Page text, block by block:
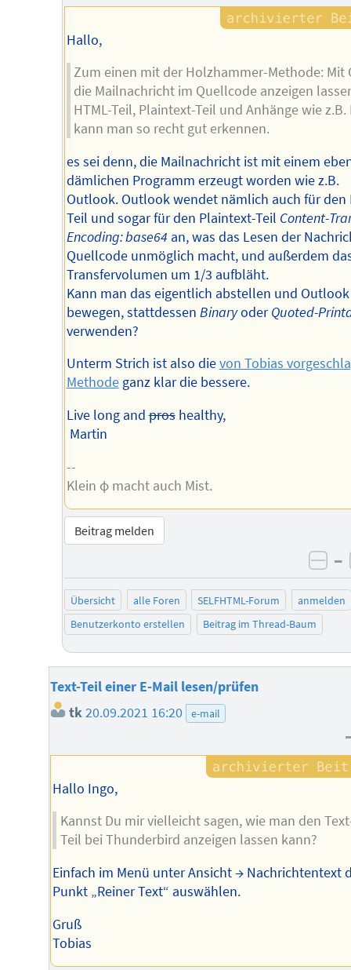
Hallo,
Zum einen mit der Holzhammer-Methode: Mit
die Mailnachricht im Quellcode anzeigen
HTML-Teil, Plaintext-Teil und Anhänge wie
kann man so recht gut erkennen.
es sei denn, die Mailnachricht ist mit einem
dämlichen Programm erzeugt worden wie z.B.
Outlook. Outlook wendet nämlich auch für den
Teil und sogar für den Plaintext-Teil Content-
Encoding: base64 an, was das Lesen der
Quellcode unmöglich macht, und außerdem
Transfervolumen um 1/3 aufbläht.
Kann man das eigentlich abstellen und
bewegen, stattdessen BinaryoderQuoted-
verwenden?
Unterm Strich ist also dievon Tobias
Methodeganz klar die bessere.
Live long andproshealthy,
Martin
--
Klein φ macht auch Mist.
Beitrag melden
–
Übersicht alle Foren SELFHTML-Forum
anmelden
Benutzerkonto erstellen
Beitrag im Thread-Baum
Text-Teil einer E-Mail lesen/prüfen
tk20.09.2021 16:20 e-mail
Hallo Ingo,
Kannst Du mir vielleicht sagen, wie man den
Teil bei Thunderbird anzeigen lassen kann?
Einfach im Menü unter Ansicht → Nachrichtentext
Punkt „Reiner Text“ auswählen.
Gruß
Tobias